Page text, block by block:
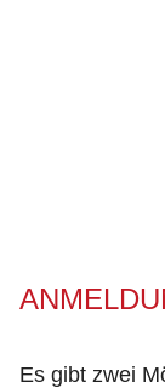
Es gibt zwei